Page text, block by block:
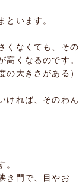
といます。
くなくても、その
高くなるのです。
の大きさがある）
ければ、そのわん
。
き門で、目やお